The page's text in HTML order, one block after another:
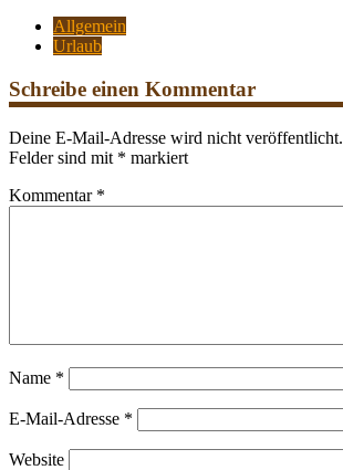
Allgemein
Urlaub
Schreibe einen Kommentar
Deine E-Mail-Adresse wird nicht veröffentlicht.
Felder sind mit * markiert
Kommentar *
Name *
E-Mail-Adresse *
Website